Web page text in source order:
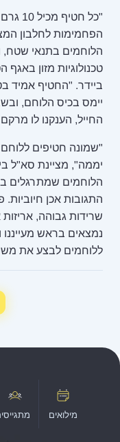
הפחמימות לחלבון
הלוחמים בתנאי שטח,
טכנולוגיות מזון באגף
יימס בכיס הלוחם,
החייל, הענקנו לו
"שמונה חטיפים
יממה", מציינת סא"ל
הלוחמים שמתרגלים
התגובות אכן חיוביות.
שרידות גבוהה, אריזות
נמצאים בראש
ללוחמים לבצע את
מילואים